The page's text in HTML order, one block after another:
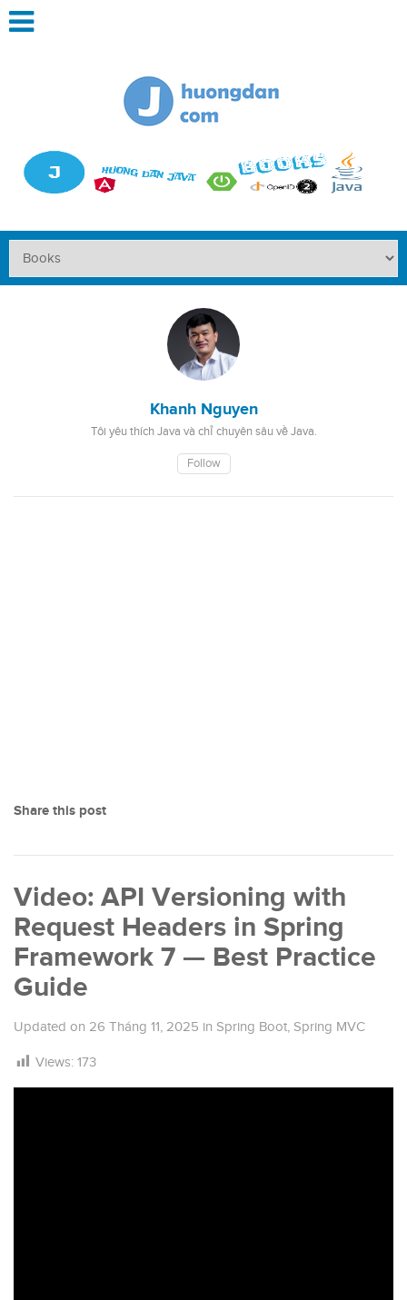
Khanh Nguyen
Tôi yêu thích Java và chỉ chuyên sâu về Java.
Follow
Share this post
Video: API Versioning with
Request Headers in Spring
Framework 7 — Best Practice
Guide
Updated on 26 Tháng 11, 2025 in Spring Boot, Spring MVC
Views: 173